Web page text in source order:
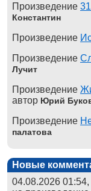
Произведение
Константин
Произведение
Произведение
Лучит
Произведение
автор Юрий
Произведение
палатова
Новые
04.08.2026 01:54,